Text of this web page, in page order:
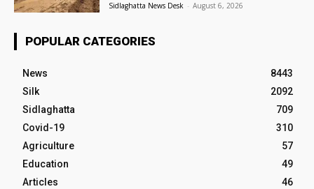
Sidlaghatta News Desk - August 6, 2026
POPULAR CATEGORIES
News
8443
Silk
2092
Sidlaghatta
709
Covid-19
310
Agriculture
57
Education
49
Articles
46